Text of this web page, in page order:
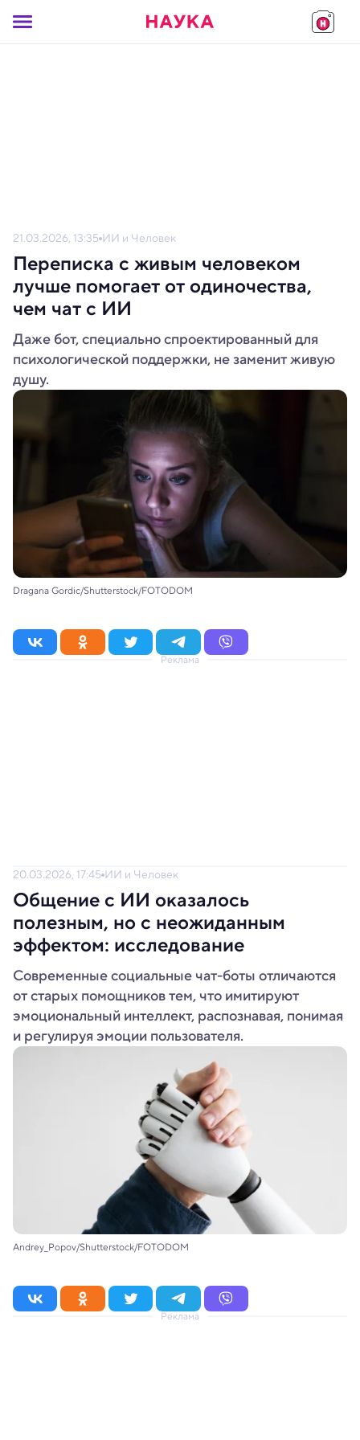
21.03.2026, 13:35 ИИ и Человек
Переписка с живым человеком
лучше помогает от одиночества,
чем чат с ИИ
Даже бот, специально спроектированный для
психологической поддержки, не заменит живую
душу.
Dragana Gordic/Shutterstock/FOTODOM
Реклама
20.03.2026, 17:45 ИИ и Человек
Общение с ИИ оказалось
полезным, но с неожиданным
эффектом: исследование
Современные социальные чат-боты отличаются
от старых помощников тем, что имитируют
эмоциональный интеллект, распознавая, понимая
и регулируя эмоции пользователя.
Andrey_Popov/Shutterstock/FOTODOM
Реклама